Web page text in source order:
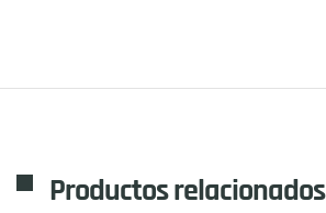
Productos relacionados